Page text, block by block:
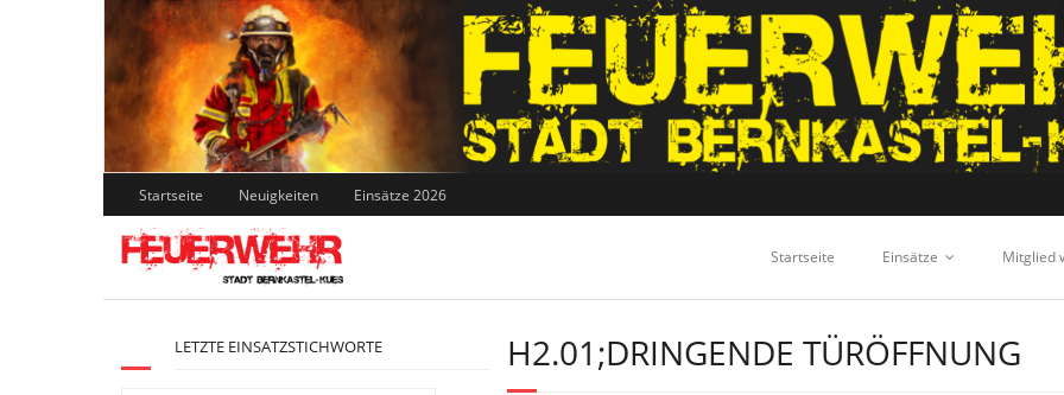
Skip
to
content
Startseite Neuigkeiten Einsätze 2026
Startseite Einsätze Mitglied
H2.01;DRINGENDE TÜRÖFFNUNG
LETZTE EINSATZSTICHWORTE